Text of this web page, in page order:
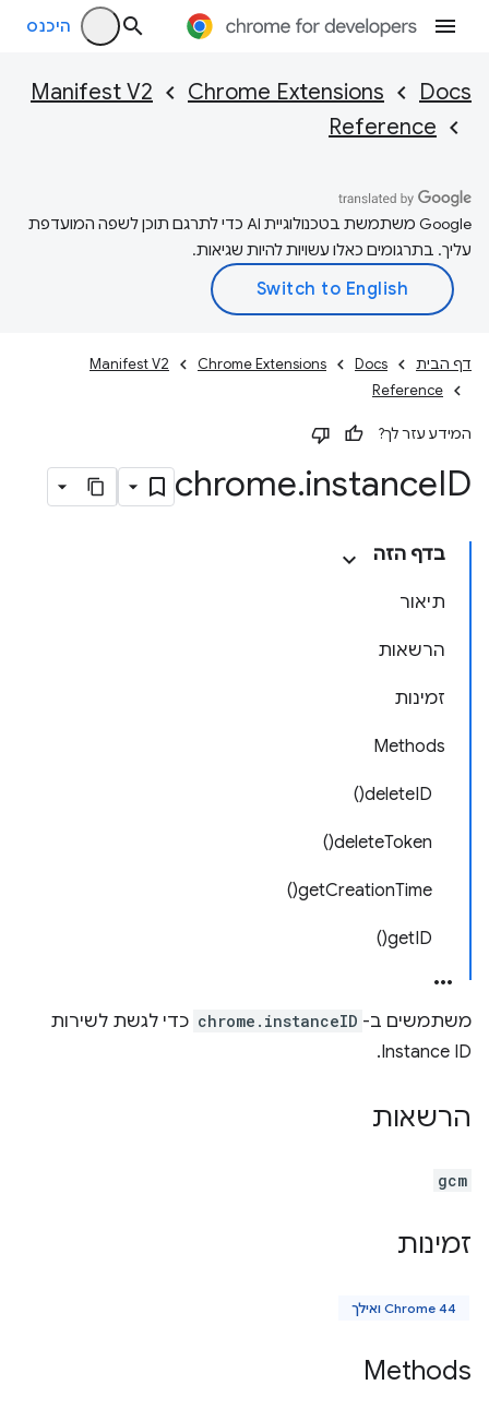
היכנס
Docs
Chrome Extensions
Manifest V2
Reference
‫Google משתמשת בטכנולוגיית AI כדי לתרגם תוכן לשפה המועדפת
עליך. בתרגומים כאלו עשויות להיות שגיאות.
דף הבית Docs
Chrome Extensions
Manifest V2
Reference
המידע עזר לך?
chrome.instanceID
בדף הזה
תיאור
הרשאות
זמינות
Methods
deleteID()
deleteToken()
getCreationTime()
getID()
משתמשים ב- chrome.instanceID כדי לגשת לשירות
Instance ID.
הרשאות
gcm
זמינות
Chrome 44 ואילך
Methods